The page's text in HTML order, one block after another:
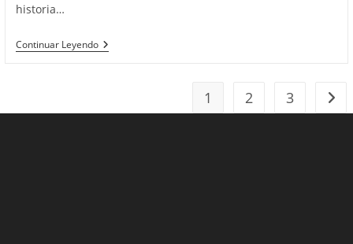
historia…
Continuar LeyendoProtegido:
Anexos
1 2 3 Ir a